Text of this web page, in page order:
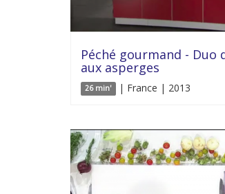
Péché gourmand - Duo
aux asperges
26 min' | France | 2013